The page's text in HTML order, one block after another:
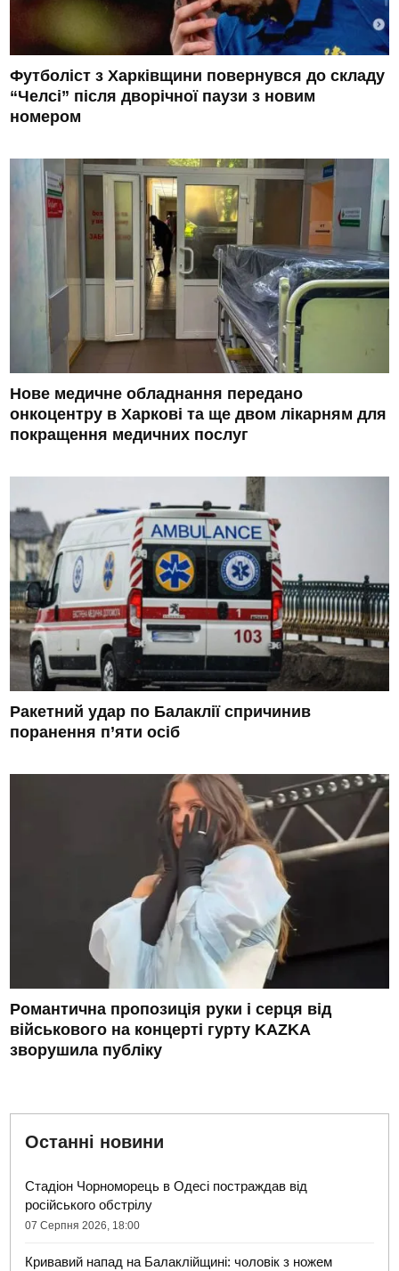
Футболіст з Харківщини повернувся до складу
“Челсі” після дворічної паузи з новим
номером
Нове медичне обладнання передано
онкоцентру в Харкові та ще двом лікарням для
покращення медичних послуг
Ракетний удар по Балаклії спричинив
поранення п’яти осіб
Романтична пропозиція руки і серця від
військового на концерті гурту KAZKA
зворушила публіку
Останні новини
Стадіон Чорноморець в Одесі постраждав від
російського обстрілу
07 Серпня 2026, 18:00
Кривавий напад на Балаклійщині: чоловік з ножем